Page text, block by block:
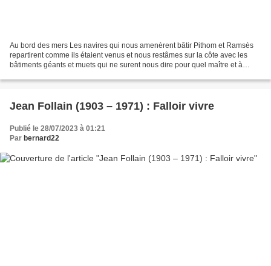
Au bord des mers Les navires qui nous amenèrent bâtir Pithom et Ramsès
repartirent comme ils étaient venus et nous restâmes sur la côte avec les
bâtiments géants et muets qui ne surent nous dire pour quel maître et à
Jean Follain (1903 – 1971) : Falloir vivre
Publié le 28/07/2023 à 01:21
Par bernard22